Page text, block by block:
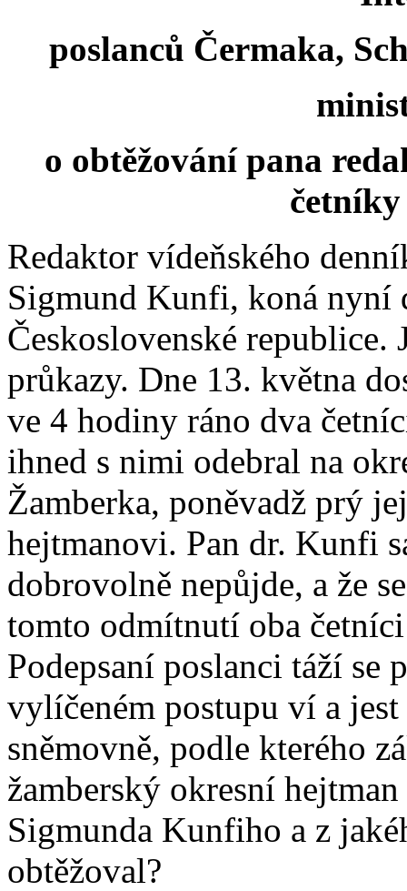
poslanců Čermaka,
o obtěžování pana
Redaktor vídeňského
Sigmund Kunfi, koná nyní
Československé republice.
průkazy. Dne 13. května
ve 4 hodiny ráno dva
ihned s nimi odebral na
Žamberka, poněvadž prý
hejtmanovi. Pan dr. Kunfi
dobrovolně nepůjde, a že
tomto odmítnutí oba
Podepsaní poslanci táží se
vylíčeném postupu ví a
sněmovně, podle kterého
žamberský okresní
Sigmunda Kunfiho a z
obtěžoval?